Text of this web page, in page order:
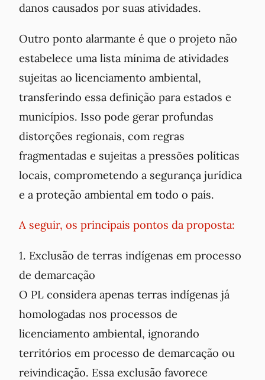
danos causados por suas atividades.
Outro ponto alarmante é que o projeto não
estabelece uma lista mínima de atividades
sujeitas ao licenciamento ambiental,
transferindo essa definição para estados e
municípios. Isso pode gerar profundas
distorções regionais, com regras
fragmentadas e sujeitas a pressões políticas
locais, comprometendo a segurança jurídica
e a proteção ambiental em todo o país.
A seguir, os principais pontos da proposta:
1. Exclusão de terras indígenas em processo
de demarcação
O PL considera apenas terras indígenas já
homologadas nos processos de
licenciamento ambiental, ignorando
territórios em processo de demarcação ou
reivindicação. Essa exclusão favorece